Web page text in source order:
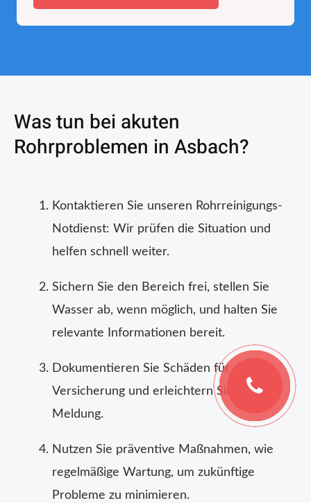
Was tun bei akuten
Rohrproblemen in Asbach?
Kontaktieren Sie unseren Rohrreinigungs-
Notdienst: Wir prüfen die Situation und
helfen schnell weiter.
Sichern Sie den Bereich frei, stellen Sie
Wasser ab, wenn möglich, und halten Sie
relevante Informationen bereit.
Dokumentieren Sie Schäden für die
Versicherung und erleichtern Sie die
Meldung.
Nutzen Sie präventive Maßnahmen, wie
regelmäßige Wartung, um zukünftige
Probleme zu minimieren.